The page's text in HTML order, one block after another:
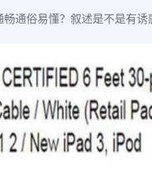
通俗易懂？叙述是不是有诱